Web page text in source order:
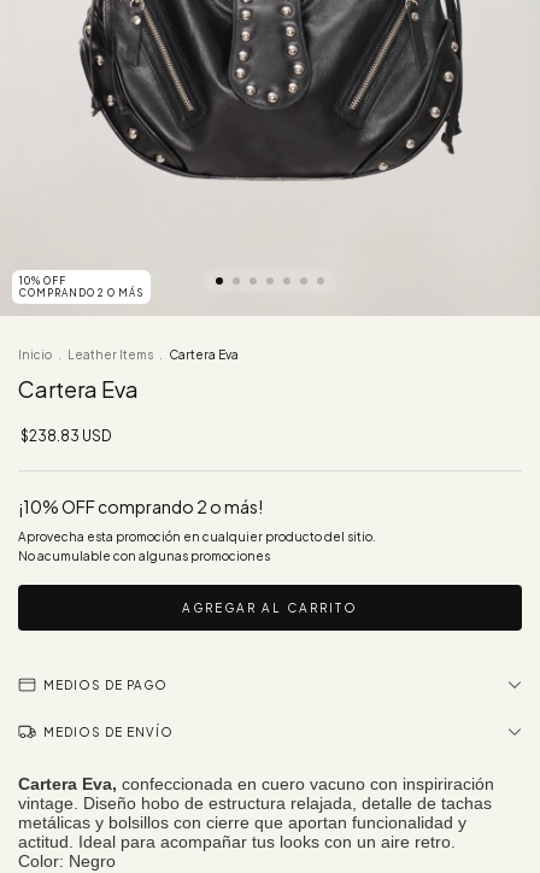
10% OFF
COMPRANDO 2 O MÁS
Inicio . Leather Items . Cartera Eva
Cartera Eva
$238.83 USD
¡10% OFF comprando 2 o más!
Aprovecha esta promoción en cualquier producto del sitio.
No acumulable con algunas promociones
MEDIOS DE PAGO
MEDIOS DE ENVÍO
Cartera Eva, confeccionada en cuero vacuno con inspiriración
vintage. Diseño hobo de estructura relajada, detalle de tachas
metálicas y bolsillos con cierre que aportan funcionalidad y
actitud. Ideal para acompañar tus looks con un aire retro.
Color: Negro